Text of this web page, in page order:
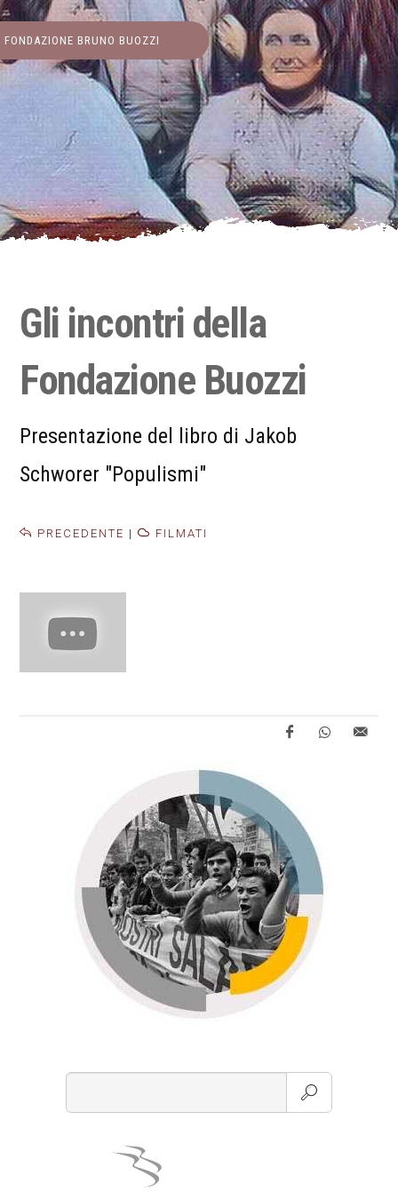
FONDAZIONE BRUNO BUOZZI
Gli incontri della
Fondazione Buozzi
Presentazione del libro di Jakob
Schworer "Populismi"
PRECEDENTE | FILMATI